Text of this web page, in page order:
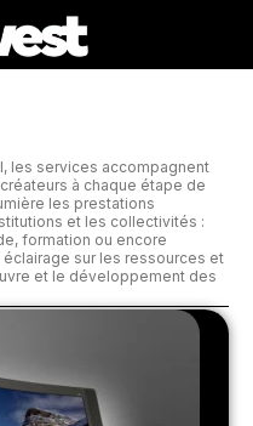
les services accompagnent
à chaque étape de
les prestations
et les collectivités :
formation ou encore
sur les ressources et
et le développement des